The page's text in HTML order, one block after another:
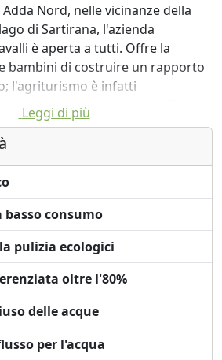
Nord, nelle vicinanze della
di Sartirana, l'azienda
è aperta a tutti. Offre la
bambini di costruire un rapporto
l'agriturismo è infatti
e pensione di cavalli .
avicolo e la produzione orticola
un prato di due ettari e un bosco
offriamo lezioni di etologia, di
e di turismo rurale, con diverse
didattica anche per le scuole.
di due appartamenti
e autonomi per brevi
60 mq è dotato di camera con
singolo, bagno con lavatrice,
divano letto e cucina. Il secondo
e può ospitare 5/6 persone. Si
piano e godono di una
fiume Adda, perfetta destinazione
Leggi di più
consumo
pulizia ecologici
oltre l'80%
delle acque
per l'acqua